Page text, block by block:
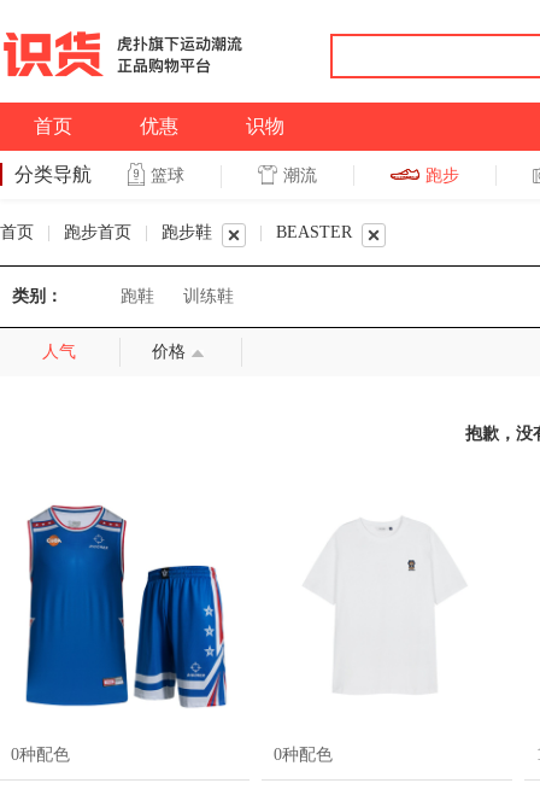
首页 优惠 识物
分类导航 篮球 潮流 跑步
首页 跑步首页 跑步鞋 BEASTER
类别： 跑鞋 训练鞋
人气 价格
抱歉，没
0种配色 0种配色